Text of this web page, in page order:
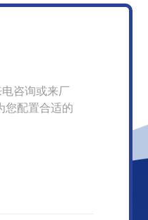
咨询或来厂
您配置合适的